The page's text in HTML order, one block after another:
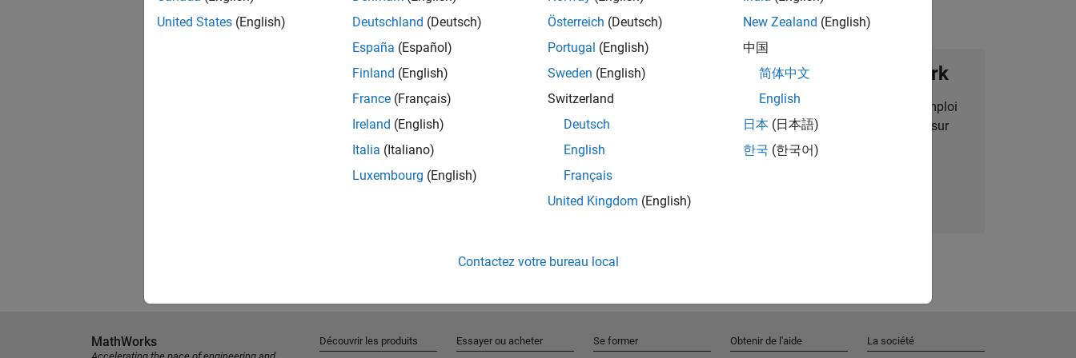
Rejoignez notre Talent Network
Recevez des alertes pour des opportunités d'emploi
personnalisées, des articles et des actualités sur
l'entreprise.
United States (English)
Deutschland (Deutsch)
España (Español)
Finland (English)
France (Français)
Ireland (English)
Italia (Italiano)
Luxembourg (English)
Österreich (Deutsch)
Portugal (English)
Sweden (English)
Switzerland
Deutsch
English
Français
United Kingdom (English)
New Zealand (English)
中国
简体中文
English
日本 (日本語)
한국 (한국어)
Contactez votre bureau local
MathWorks Découvrir les produits Essayer ou acheter Se former Obtenir de l'aide La société